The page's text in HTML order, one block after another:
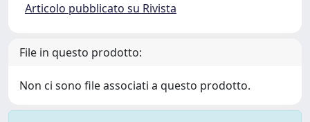
Articolo pubblicato su Rivista
File in questo prodotto:
Non ci sono file associati a questo prodotto.